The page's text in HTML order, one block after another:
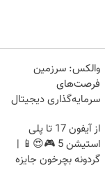
والکس: سرزمین
فرصت‌های
سرمایه‌گذاری دیجیتال
از آیفون 17 تا پلی
استیشن 5 🎮😍📱 |
گردونه بچرخون جایزه